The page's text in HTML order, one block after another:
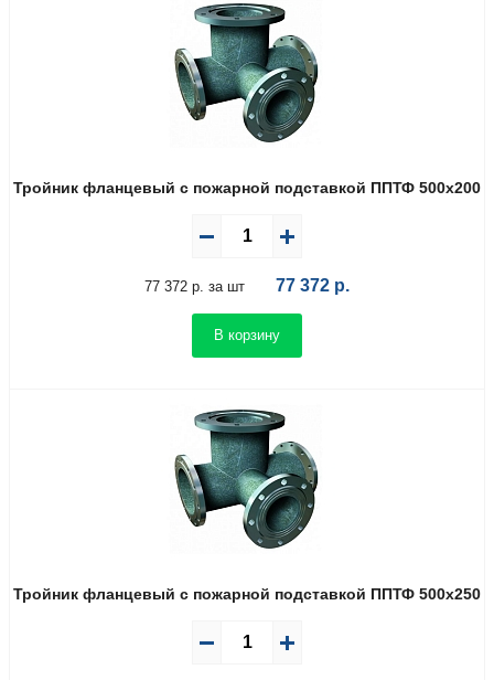
Тройник фланцевый с пожарной подставкой ППТФ 500х200
77 372 р. за шт 77 372 р.
В корзину
Тройник фланцевый с пожарной подставкой ППТФ 500х250